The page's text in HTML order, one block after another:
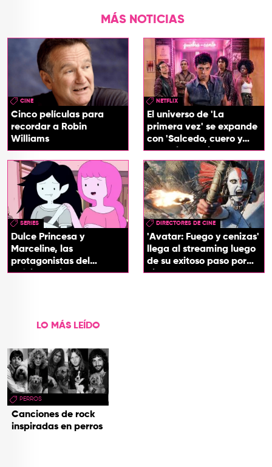
MÁS NOTICIAS
CINE
Cinco películas para
recordar a Robin
Williams
NETFLIX
El universo de 'La
primera vez' se expande
con 'Salcedo, cuero y
boogaloo', spin off
SERIES
Dulce Princesa y
Marceline, las
protagonistas del
próximo spin-off de 'Hora
DIRECTORES DE CINE
'Avatar: Fuego y cenizas'
llega al streaming luego
de su exitoso paso por
cines
LO MÁS LEÍDO
PERROS
Canciones de rock
inspiradas en perros